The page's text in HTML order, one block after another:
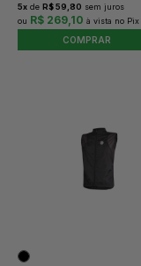
5x de R$ 59,80 sem juros
R$ 269,10
COMPRAR